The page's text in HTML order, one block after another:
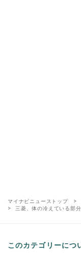
マイナビニューストップ
三菱、体の冷えている部
このカテゴリーにつ